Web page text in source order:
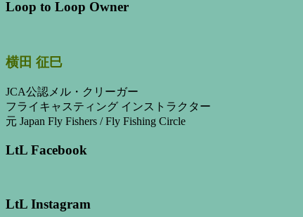
Loop to Loop Owner
横田 征巳
JCA公認メル・クリーガー
フライキャスティング インストラクター
元 Japan Fly Fishers / Fly Fishing Circle
LtL Facebook
LtL Instagram